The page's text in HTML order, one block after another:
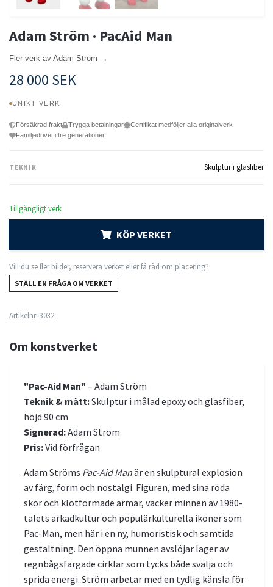
Adam Ström · PacAid Man
Fler verk av Adam Strom →
28 000 SEK
UNIKT VERK
Försäkrad frakt Trygga betalningar
Certifikat medföljer alla originalverk
Familjedrivet i tre generationer
TEKNIK Skulptur i glasfiber
Tillgängligt verk
KÖP VERKET
Vill du se fler bilder, reservera verket eller få råd om placering?
STÄLL EN FRÅGA OM VERKET
Artikelnr: 3032
Om konstverket
"Pac-Aid Man" – Adam Ström
Teknik & mått:Skulptur i målad epoxy och glasfiber,
höjd 90 cm
Signerad:Adam Ström
Pris:Vid förfrågan
Adam Ströms Pac-Aid Manär en skulptural explosion
av färg, form och nostalgi. Figuren, med sina röda
skor och klotformade armar, väcker minnen av 1980-
talets arkadkultur och populärkulturella ikoner som
Pac-Man, men här i en ny, humoristisk och samtida
gestaltning. Den öppna munnen avslöjar lager av
regnbågsfärgade cirklar som tycks både svälja och
sprida energi. Ström arbetar med en tydlig känsla för